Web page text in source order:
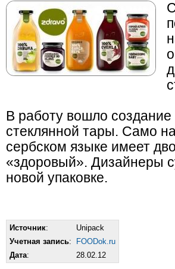
В работу вошло
стеклянной тары. Само
сербском языке имеет
«здоровый». Дизайнеры
новой упаковке.
Источник:
Unipack
Учетная запись:
FOODok.ru
Дата: 28.02.12